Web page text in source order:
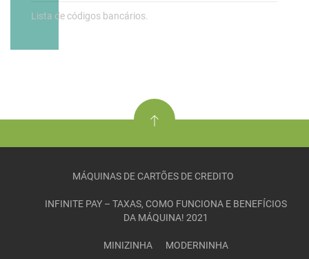
Lista de códigos bancários.
MÁQUINAS DE CARTÕES DE CREDITO
INFINITE PAY – TAXAS, COMO FUNCIONA E BENEFÍCIOS
DA MÁQUINA! 2021
MINIZINHA MODERNINHA